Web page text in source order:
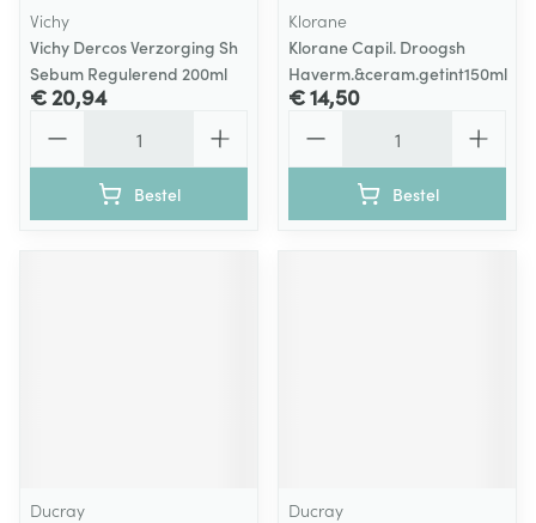
Vichy
Vichy Dercos Verzorging Sh
Sebum Regulerend 200ml
€ 20,94
Bestel
Klorane
Klorane Capil. Droogsh
Haverm.&ceram.getint150ml
€ 14,50
Bestel
Ducray
Ducray